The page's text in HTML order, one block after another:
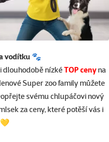
vodítku 🐾
dlouhodobě nízkéTOP ceny na
Super zoo family můžete
svému chlupáčovi nový
za ceny, které potěší vás i